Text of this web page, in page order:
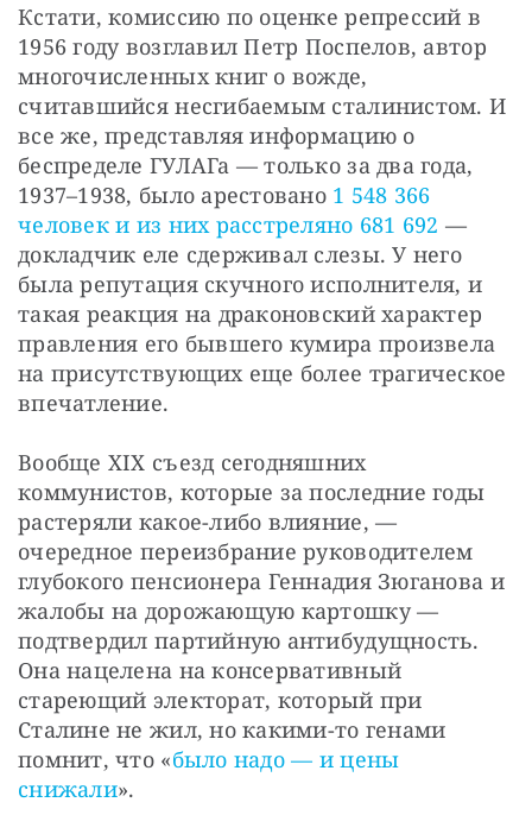
Кстати, комиссию по оценке репрессий в
1956 году возглавил Петр Поспелов, автор
многочисленных книг о вожде,
считавшийся несгибаемым сталинистом. И
все же, представляя информацию о
беспределе ГУЛАГа — только за два года,
1937–1938, было арестовано 1 548 366
человек и из них расстреляно 681 692 —
докладчик еле сдерживал слезы. У него
была репутация скучного исполнителя, и
такая реакция на драконовский характер
правления его бывшего кумира произвела
на присутствующих еще более трагическое
впечатление.
Вообще ХIХ съезд сегодняшних
коммунистов, которые за последние годы
растеряли какое-либо влияние, —
очередное переизбрание руководителем
глубокого пенсионера Геннадия Зюганова и
жалобы на дорожающую картошку —
подтвердил партийную антибудущность.
Она нацелена на консервативный
стареющий электорат, который при
Сталине не жил, но какими-то генами
помнит, что «было надо — и цены
снижали».